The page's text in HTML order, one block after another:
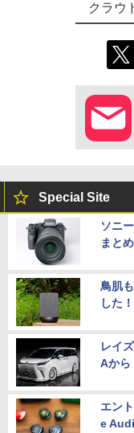
クラウ
Special Site
ソニ
まとめ
鳥肌
した！
レイ
Aから
エン
e